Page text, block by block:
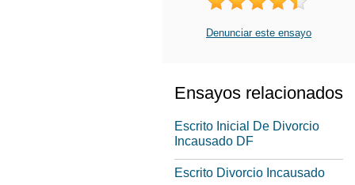
Denunciar este ensayo
Ensayos relacionados
Escrito Inicial De Divorcio
Incausado DF
Escrito Divorcio Incausado